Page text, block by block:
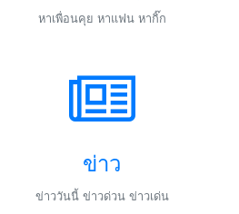
หาเพื่อนคุย หาแฟน หากิ๊ก
ข่าว
ข่าววันนี้ ข่าวด่วน ข่าวเด่น